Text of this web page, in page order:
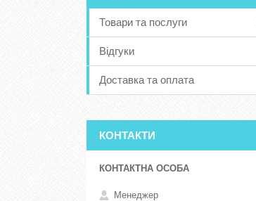
Товари та послуги
Відгуки
Доставка та оплата
КОНТАКТИ
Менеджер